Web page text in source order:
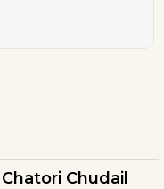
Chudail